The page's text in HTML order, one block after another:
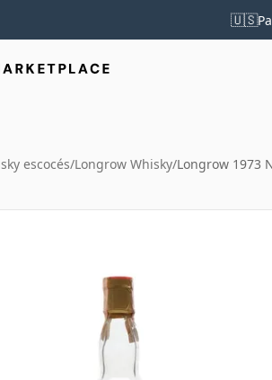
🇺🇸
escocés/Longrow Whisky/Longrow 1973